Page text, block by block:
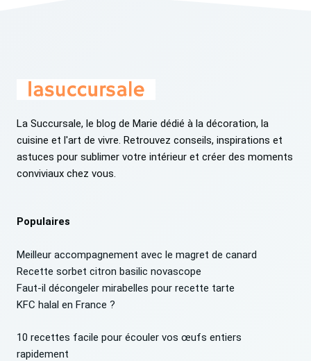
La Succursale, le blog de Marie dédié à la décoration, la
cuisine et l'art de vivre. Retrouvez conseils, inspirations et
astuces pour sublimer votre intérieur et créer des moments
conviviaux chez vous.
Populaires
Meilleur accompagnement avec le magret de canard
Recette sorbet citron basilic novascope
Faut-il décongeler mirabelles pour recette tarte
KFC halal en France ?
10 recettes facile pour écouler vos œufs entiers
rapidement